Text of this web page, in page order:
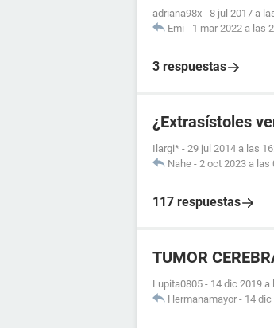
adriana98x - 8 jul 2017 a
Emi - 1 mar 2022 a las
3 respuestas
¿Extrasístoles
Ilargi* - 29 jul 2014 a las
Nahe - 2 oct 2023 a las
117 respuestas
TUMOR
Lupita0805 - 14 dic 2019 a
Hermanamayor - 14 dic